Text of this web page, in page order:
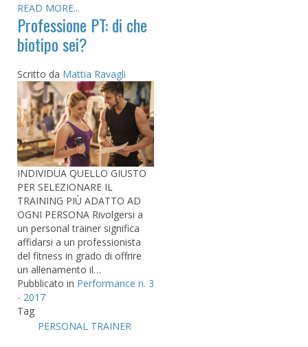
READ MORE...
Professione PT: di che
biotipo sei?
Scritto da Mattia Ravagli
INDIVIDUA QUELLO GIUSTO
PER SELEZIONARE IL
TRAINING PIÙ ADATTO AD
OGNI PERSONA Rivolgersi a
un personal trainer significa
affidarsi a un professionista
del fitness in grado di offrire
un allenamento il…
Pubblicato in Performance n. 3
- 2017
Tag
PERSONAL TRAINER